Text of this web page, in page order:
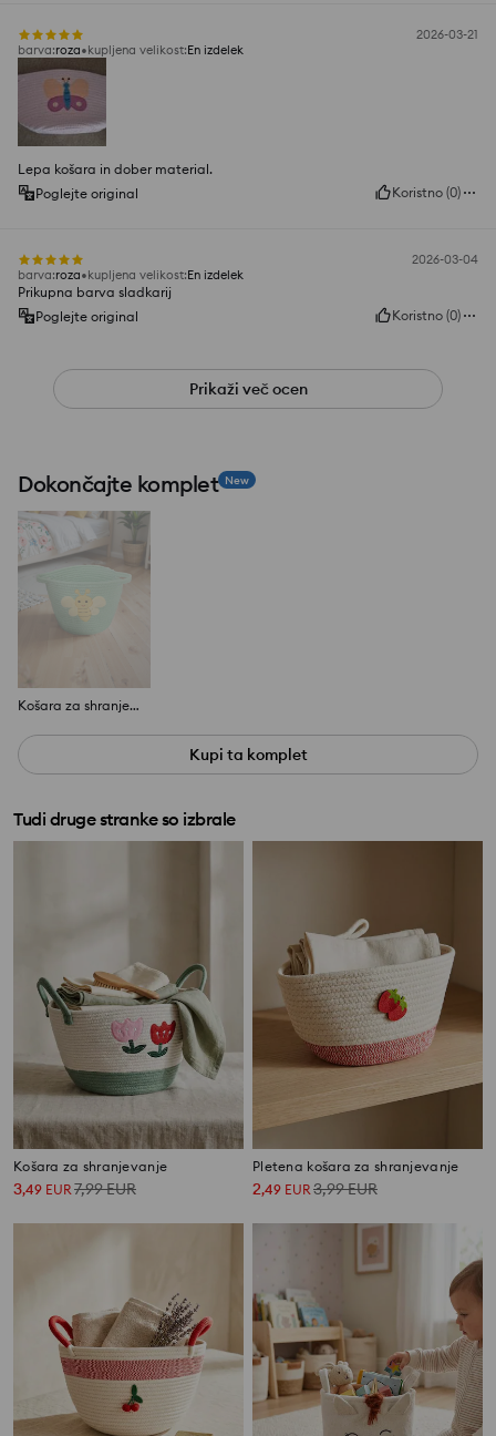
2026-03-21
barva:roza kupljena velikost:En izdelek
Lepa košara in dober material.
Poglejte original
Koristno (0)
2026-03-04
barva:roza kupljena velikost:En izdelek
Prikupna barva sladkarij
Poglejte original
Koristno (0)
Prikaži več ocen
Dokončajte komplet New
Košara za shranjevanje
Kupi ta komplet
Tudi druge stranke so izbrale
Košara za shranjevanje
3,49 EUR7,99EUR
Pletena košara za shranjevanje
2,49 EUR3,99EUR